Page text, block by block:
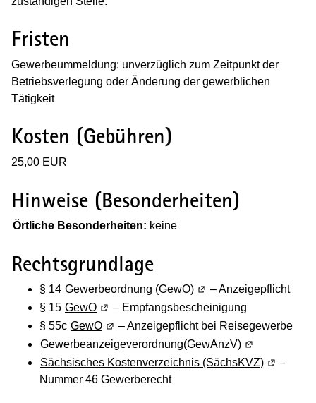
Fristen
Gewerbeummeldung: unverzüglich zum Zeitpunkt der
Betriebsverlegung oder Änderung der gewerblichen
Tätigkeit
Kosten (Gebühren)
25,00 EUR
Hinweise (Besonderheiten)
(Wird in einem neuen Fenster geöffnet)
Örtliche Besonderheiten: keine
Rechtsgrundlage
§ 14 Gewerbeordnung (GewO) (Wird in einem neuen
– Anzeigepflicht
§ 15 GewO (Wird in einem neuen Fenster geöffnet)
– Empfangsbescheinigung
§ 55c GewO (Wird in einem neuen Fenster geöffnet)
– Anzeigepflicht bei Reisegewerbe
Gewerbeanzeigeverordnung(GewAnzV) (Wird in
Sächsisches Kostenverzeichnis (SächsKVZ) (Wird in
–
Nummer 46 Gewerberecht